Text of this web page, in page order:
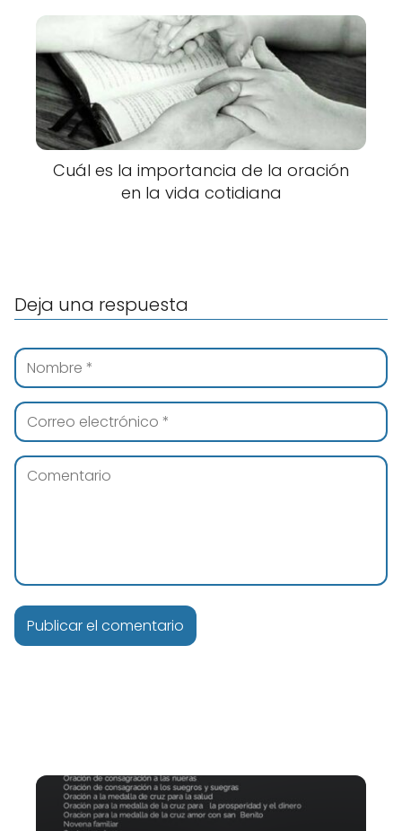
Cuál es la importancia de la oración
en la vida cotidiana
Deja una respuesta